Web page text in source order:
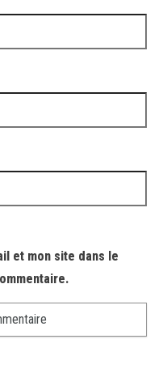
et mon site dans le